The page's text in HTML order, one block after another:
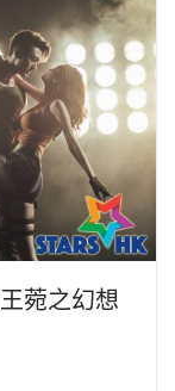
菀之幻想